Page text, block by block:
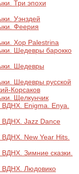
Три эпохи
Уэнздей
Феерия
Хор Palestrina
Шедевры барокко
Шедевры
Шедевры русской
Корсаков
Щелкунчик
ВДНХ. Enigma. Enya.
ВДНХ. Jazz Dance
ВДНХ. New Year Hits.
Зимние сказки.
ВДНХ. Людовико